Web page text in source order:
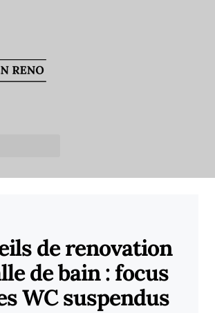
de renovation
de bain : focus
WC suspendus